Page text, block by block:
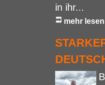
in ihr...
mehr lesen